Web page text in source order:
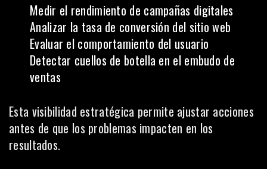
Medir el rendimiento de campañas digitales
Analizar la tasa de conversión del sitio web
Evaluar el comportamiento del usuario
Detectar cuellos de botella en el embudo de
ventas
Esta visibilidad estratégica permite ajustar acciones
antes de que los problemas impacten en los
resultados.